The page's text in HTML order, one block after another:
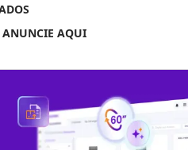
ANUNCIE AQUI